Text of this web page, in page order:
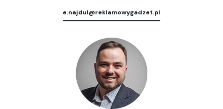
e.najdul@reklamowygadzet.pl